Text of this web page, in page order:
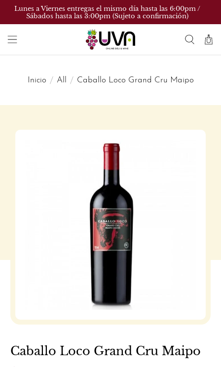
Lunes a Viernes entregas el mismo día hasta las 6:00pm /
Sábados hasta las 3:00pm (Sujeto a confirmación)
Inicio All Caballo Loco Grand Cru Maipo
Caballo Loco Grand Cru Maipo